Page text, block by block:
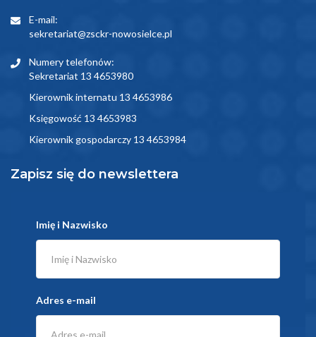
E-mail:
sekretariat@zsckr-nowosielce.pl
Numery telefonów:
Sekretariat 13 4653980
Kierownik internatu 13 4653986
Księgowość 13 4653983
Kierownik gospodarczy 13 4653984
Zapisz się do newslettera
Imię i Nazwisko
Adres e-mail